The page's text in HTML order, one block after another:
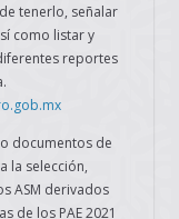
tenerlo, señalar
como listar y
reportes
documentos de
la selección,
ASM derivados
de los PAE 2021